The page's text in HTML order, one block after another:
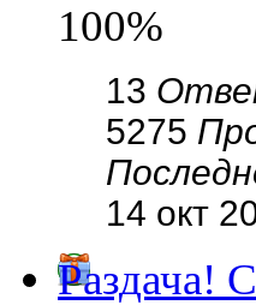
100%
13
5275
14 окт